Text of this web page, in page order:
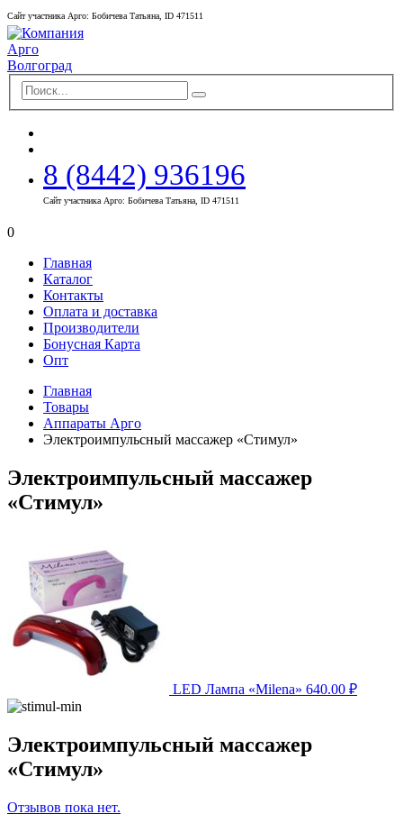
Сайт участника Арго: Бобичева Татьяна, ID 471511
8 (8442) 936196
Сайт участника Арго: Бобичева Татьяна, ID 471511
0
Главная
Каталог
Контакты
Оплата и доставка
Производители
Бонусная Карта
Опт
Главная
Товары
Аппараты Арго
Электроимпульсный массажер «Стимул»
Электроимпульсный массажер
«Стимул»
LED Лампа «Milena» 640.00 ₽
Электроимпульсный массажер
«Стимул»
Отзывов пока нет.